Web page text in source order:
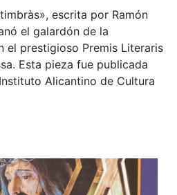
, escrita por Ramón
el galardón de la
el prestigioso Premis Literaris
. Esta pieza fue publicada
Alicantino de Cultura